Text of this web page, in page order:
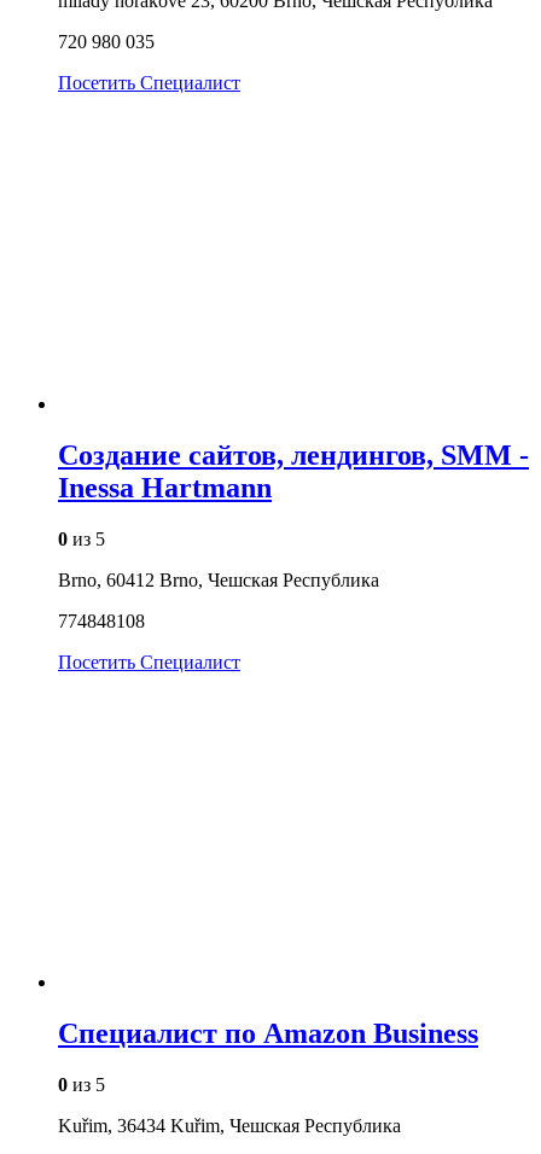
720 980 035
Посетить Специалист
Создание сайтов, лендингов, SMM -
Inessa Hartmann
0 из 5
Brno, 60412 Brno, Чешская Республика
774848108
Посетить Специалист
Cпециалист по Amazon Business
0 из 5
Kuřim, 36434 Kuřim, Чешская Республика